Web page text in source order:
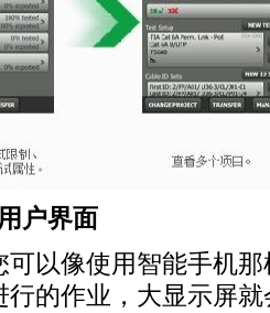
户界面
可以像使用智能手机
行的作业，大显示屏